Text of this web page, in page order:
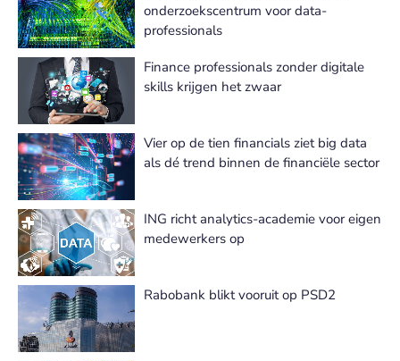
onderzoekscentrum voor data-
professionals
Finance professionals zonder digitale
skills krijgen het zwaar
Vier op de tien financials ziet big data
als dé trend binnen de financiële sector
ING richt analytics-academie voor eigen
medewerkers op
Rabobank blikt vooruit op PSD2